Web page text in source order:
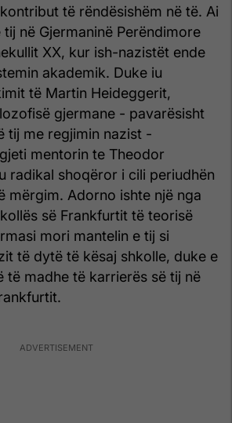
të rëndësishëm në të. Ai
në Gjermaninë Perëndimore
XX, kur ish-nazistët ende
akademik. Duke iu
të Martin Heideggerit,
gjermane - pavarësisht
tij me regjimin nazist -
mentorin te Theodor
radikal shoqëror i cili periudhën
mërgim. Adorno ishte një nga
së Frankfurtit të teorisë
mori mantelin e tij si
të dytë të kësaj shkolle, duke e
të madhe të karrierës së tij në